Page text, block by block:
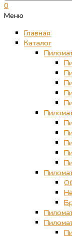
0
Меню
Главная
Каталог